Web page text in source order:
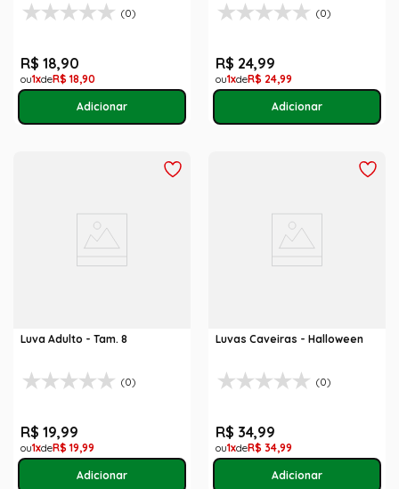
(0)
R$ 18,90
1 R$ 18,90
(0)
R$ 24,99
1 R$ 24,99
Luva Adulto - Tam. 8
(0)
R$ 19,99
1 R$ 19,99
Luvas Caveiras - Halloween
(0)
R$ 34,99
1 R$ 34,99